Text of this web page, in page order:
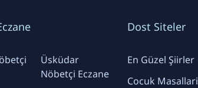
Üsküdar
Nöbetçi Eczane
Dost Siteler
En Güzel Şiirler
Cocuk Masallari